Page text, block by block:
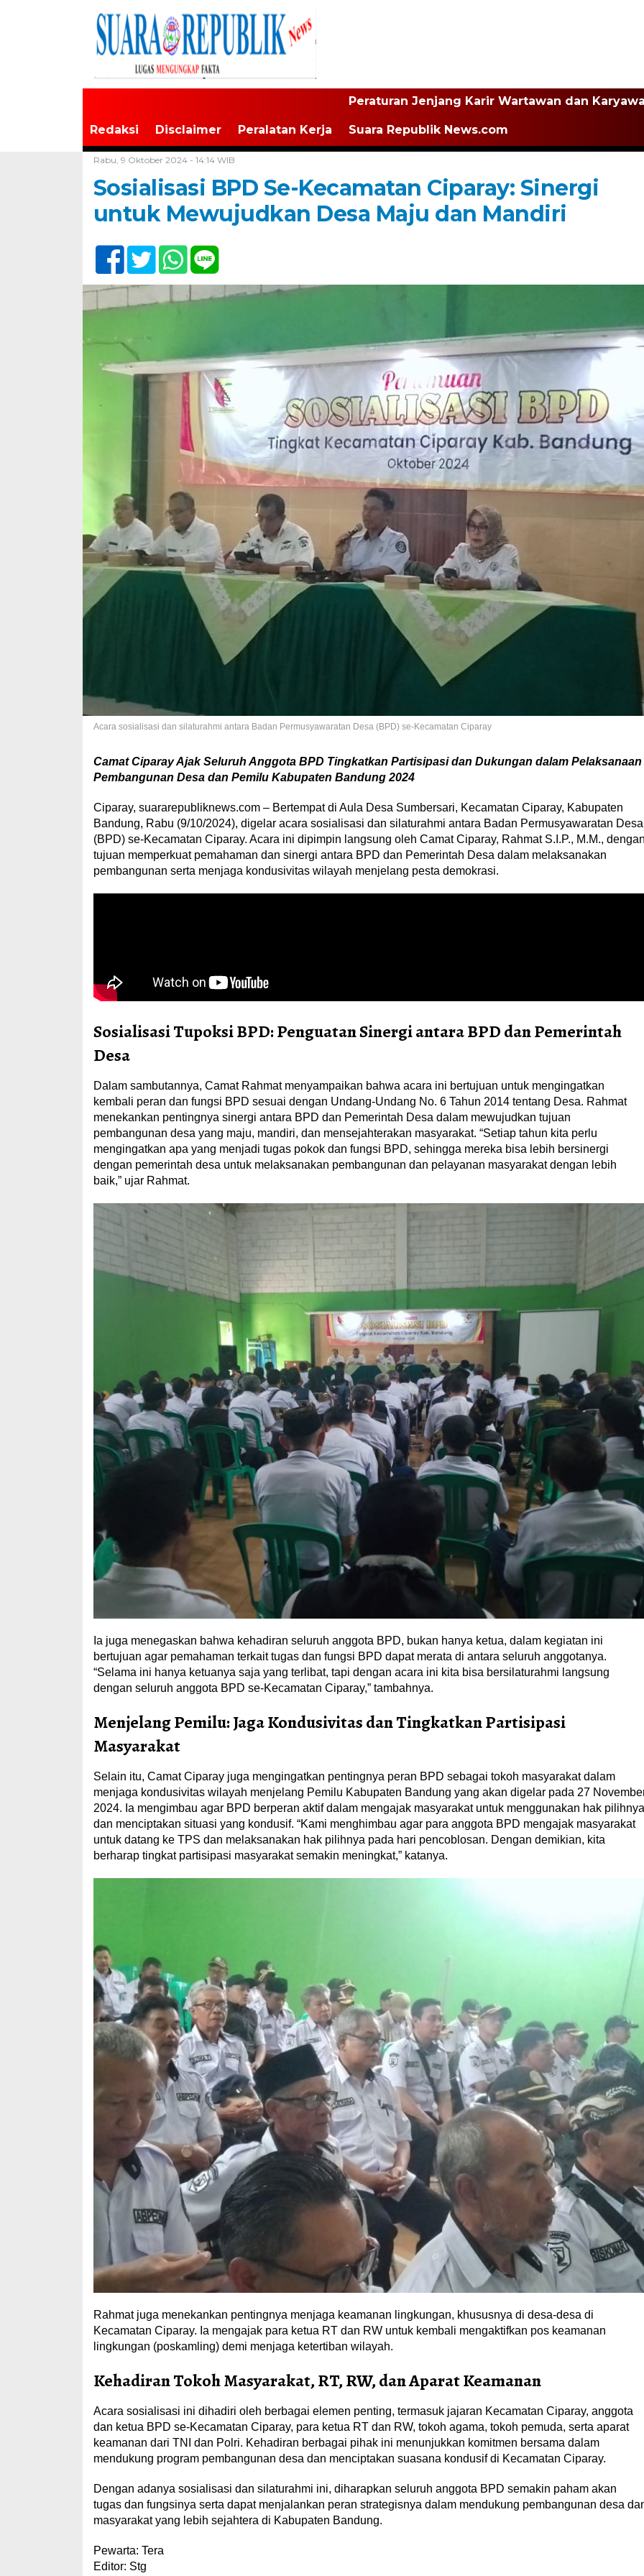
Redaksi Disclaimer Peralatan Kerja
Peraturan Jenjang Karir Wartawan dan
Suara Republik News.com
Rabu, 9 Oktober 2024 - 14:14 WIB
Sosialisasi BPD Se-Kecamatan Ciparay: Sinergi
untuk Mewujudkan Desa Maju dan Mandiri
Acara sosialisasi dan silaturahmi antara Badan Permusyawaratan Desa (BPD) se-Kecamatan Ciparay
Camat Ciparay Ajak Seluruh Anggota BPD Tingkatkan Partisipasi dan Dukungan dalam Pelaksanaan
Pembangunan Desa dan Pemilu Kabupaten Bandung 2024
Ciparay, suararepubliknews.com – Bertempat di Aula Desa Sumbersari, Kecamatan Ciparay, Kabupaten
Bandung, Rabu (9/10/2024), digelar acara sosialisasi dan silaturahmi antara Badan Permusyawaratan Desa
(BPD) se-Kecamatan Ciparay. Acara ini dipimpin langsung oleh Camat Ciparay, Rahmat S.I.P., M.M.,
tujuan memperkuat pemahaman dan sinergi antara BPD dan Pemerintah Desa dalam melaksanakan
pembangunan serta menjaga kondusivitas wilayah menjelang pesta demokrasi.
Sosialisasi Tupoksi BPD: Penguatan Sinergi antara BPD dan Pemerintah
Desa
Dalam sambutannya, Camat Rahmat menyampaikan bahwa acara ini bertujuan untuk mengingatkan
kembali peran dan fungsi BPD sesuai dengan Undang-Undang No. 6 Tahun 2014 tentang Desa. Rahmat
menekankan pentingnya sinergi antara BPD dan Pemerintah Desa dalam mewujudkan tujuan
pembangunan desa yang maju, mandiri, dan mensejahterakan masyarakat. “Setiap tahun kita perlu
mengingatkan apa yang menjadi tugas pokok dan fungsi BPD, sehingga mereka bisa lebih bersinergi
dengan pemerintah desa untuk melaksanakan pembangunan dan pelayanan masyarakat dengan lebih
baik,” ujar Rahmat.
Ia juga menegaskan bahwa kehadiran seluruh anggota BPD, bukan hanya ketua, dalam kegiatan ini
bertujuan agar pemahaman terkait tugas dan fungsi BPD dapat merata di antara seluruh anggotanya.
“Selama ini hanya ketuanya saja yang terlibat, tapi dengan acara ini kita bisa bersilaturahmi langsung
dengan seluruh anggota BPD se-Kecamatan Ciparay,” tambahnya.
Menjelang Pemilu: Jaga Kondusivitas dan Tingkatkan Partisipasi
Masyarakat
Selain itu, Camat Ciparay juga mengingatkan pentingnya peran BPD sebagai tokoh masyarakat dalam
menjaga kondusivitas wilayah menjelang Pemilu Kabupaten Bandung yang akan digelar pada 27
2024. Ia mengimbau agar BPD berperan aktif dalam mengajak masyarakat untuk menggunakan hak pilihnya
dan menciptakan situasi yang kondusif. “Kami menghimbau agar para anggota BPD mengajak masyarakat
untuk datang ke TPS dan melaksanakan hak pilihnya pada hari pencoblosan. Dengan demikian, kita
berharap tingkat partisipasi masyarakat semakin meningkat,” katanya.
Rahmat juga menekankan pentingnya menjaga keamanan lingkungan, khususnya di desa-desa di
Kecamatan Ciparay. Ia mengajak para ketua RT dan RW untuk kembali mengaktifkan pos keamanan
lingkungan (poskamling) demi menjaga ketertiban wilayah.
Kehadiran Tokoh Masyarakat, RT, RW, dan Aparat Keamanan
Acara sosialisasi ini dihadiri oleh berbagai elemen penting, termasuk jajaran Kecamatan Ciparay, anggota
dan ketua BPD se-Kecamatan Ciparay, para ketua RT dan RW, tokoh agama, tokoh pemuda, serta aparat
keamanan dari TNI dan Polri. Kehadiran berbagai pihak ini menunjukkan komitmen bersama dalam
mendukung program pembangunan desa dan menciptakan suasana kondusif di Kecamatan Ciparay.
Dengan adanya sosialisasi dan silaturahmi ini, diharapkan seluruh anggota BPD semakin paham akan
tugas dan fungsinya serta dapat menjalankan peran strategisnya dalam mendukung pembangunan desa
masyarakat yang lebih sejahtera di Kabupaten Bandung.
Pewarta: Tera
Editor: Stg